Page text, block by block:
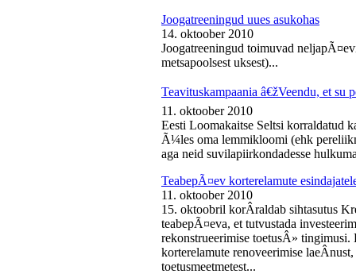
Joogatreeningud uues asukohas
14. oktoober 2010
Joogatreeningud toimuvad
metsapoolsest uksest)...
Teavituskampaania â€žVeendu, et su
11. oktoober 2010
Eesti Loomakaitse Seltsi korraldatud
Ã¼les oma lemmikloomi (ehk
aga neid suvilapiirkondadesse
TeabepÃ¤ev korterelamute
11. oktoober 2010
15. oktoobril korÂ­raldab sihtasutus
teabepÃ¤eva, et tutvustada
rekonstrueerimise toetusÂ»
korterelamute renoveerimise
toetusmeetmetest...